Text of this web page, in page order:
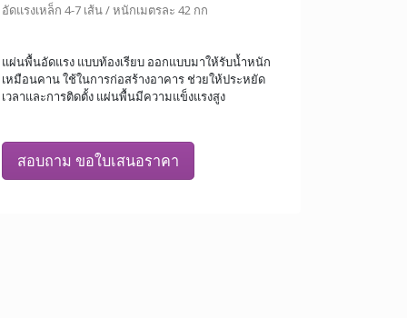
อัดแรงเหล็ก 4-7 เส้น / หนักเมตรละ 42 กก
แผ่นพื้นอัดแรง แบบท้องเรียบ ออกแบบมาให้รับน้ำหนัก
เหมือนคาน ใช้ในการก่อสร้างอาคาร ช่วยให้ประหยัด
เวลาและการติดตั้ง แผ่นพื้นมีความแข็งแรงสูง
สอบถาม ขอใบเสนอราคา